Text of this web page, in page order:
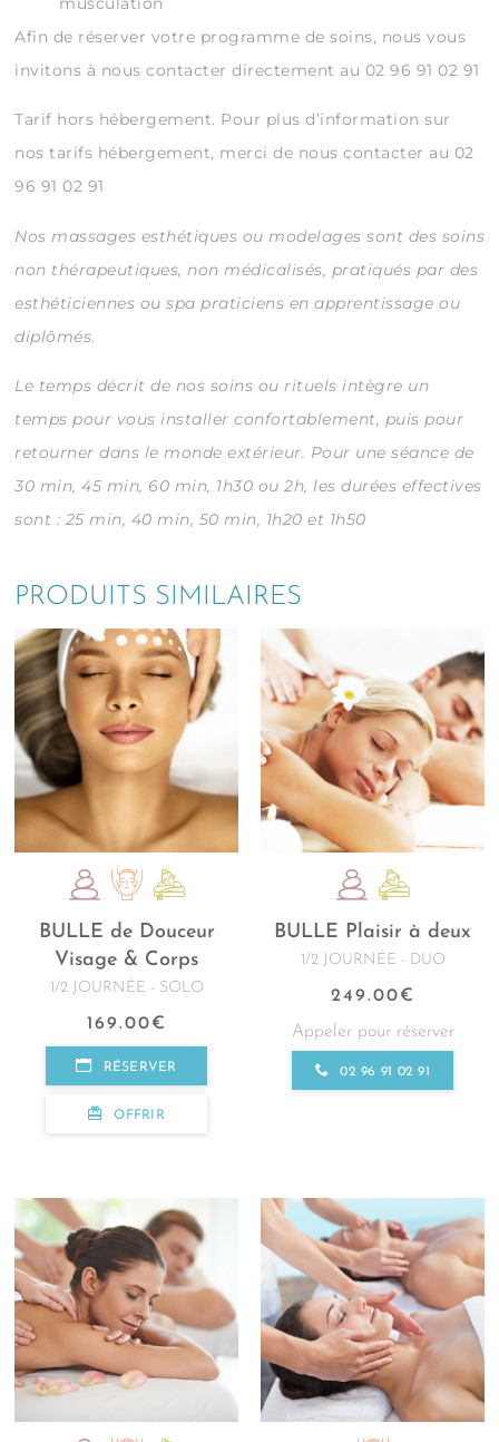
Afin de réserver votre programme de soins, nous vous
invitons à nous contacter directement au 02 96 91 02 91
Tarif hors hébergement. Pour plus d’information sur
nos tarifs hébergement, merci de nous contacter au 02
96 91 02 91
Nos massages esthétiques ou modelages sont des soins
non thérapeutiques, non médicalisés, pratiqués par des
esthéticiennes ou spa praticiens en apprentissage ou
diplômés.
Le temps décrit de nos soins ou rituels intègre un
temps pour vous installer confortablement, puis pour
retourner dans le monde extérieur. Pour une séance de
30 min, 45 min, 60 min, 1h30 ou 2h, les durées effectives
sont : 25 min, 40 min, 50 min, 1h20 et 1h50
PRODUITS SIMILAIRES
BULLE de Douceur
Visage & Corps
1/2 JOURNÉE - SOLO
169.00€
RÉSERVER
OFFRIR
BULLE Plaisir à deux
1/2 JOURNÉE - DUO
249.00€
Appeler pour réserver
02 96 91 02 91